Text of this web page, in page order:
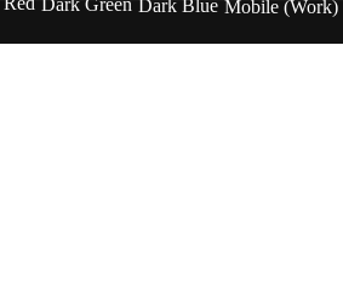
Dark Green Dark Blue Mobile (Work)